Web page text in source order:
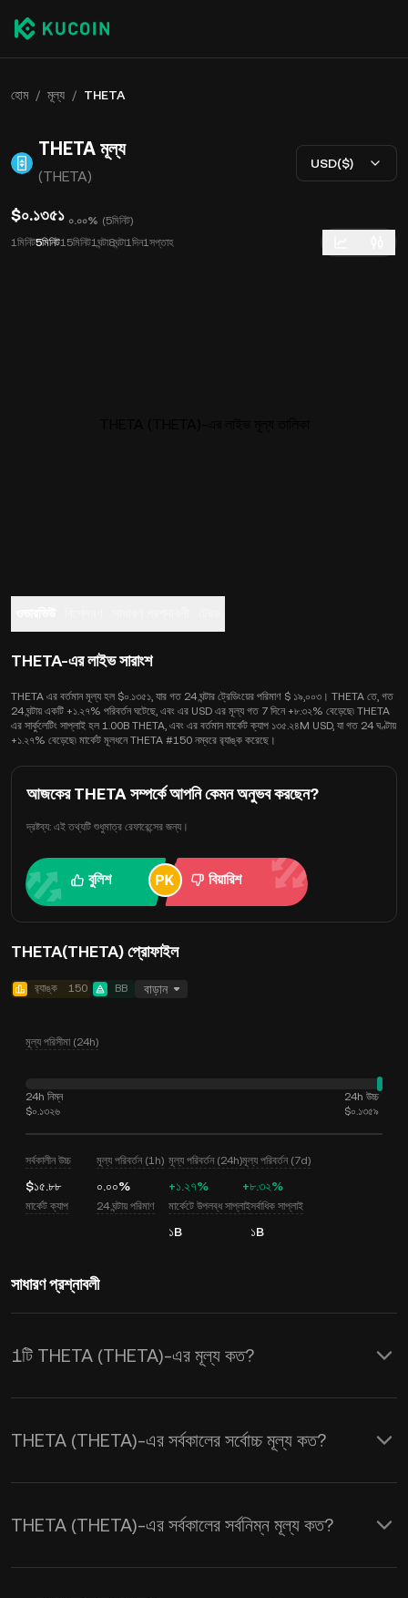
হোম / মূল্য / THETA
THETA মূল্য
(THETA)
USD($)
$০.১৩৫১ ০.০০% (5মিনিট)
1মিনিট5মিনিট15মিনিট1ঘন্টা8ঘন্টা1দিন1সপ্তাহ
THETA-এর লাইভ সারাংশ
THETA এর বর্তমান মূল্য হল $০.১৩৫১, যার গত 24 ঘন্টার ট্রেডিংয়ের পরিমাণ $ ১৯,০০৩। THETA তে, গত
24 ঘন্টায় একটি +১.২৭% পরিবর্তন ঘটেছে, এবং এর USD এর মূল্য গত 7 দিনে +৮.৩২% বেড়েছে৷ THETA
এর সার্কুলেটিং সাপ্লাই হল 1.00B THETA, এবং এর বর্তমান মার্কেট ক্যাপ ১৩৫.২৪M USD, যা গত 24 ঘণ্টায়
+১.২৭% বেড়েছে৷ মার্কেট মূলধনে THETA #150 নম্বরে র‍্যাঙ্ক করেছে।
আজকের THETA সম্পর্কে আপনি কেমন অনুভব করছেন?
দ্রষ্টব্য: এই তথ্যটি শুধুমাত্র রেফারেন্সের জন্য।
বুলিশ বিয়ারিশ
THETA(THETA) প্রোফাইল
র‍্যাঙ্ক 150 BB বাড়ান
মূল্য পরিসীমা (24h)
24h নিম্ন
$০.১৩২৬
24h উচ্চ
$০.১৩৫৯
সর্বকালীন উচ্চ
$১৫.৮৮
মূল্য পরিবর্তন (1h)
০.০০%
মূল্য পরিবর্তন (24h)
+১.২৭%
মূল্য পরিবর্তন (7d)
+৮.৩২%
মার্কেট ক্যাপ 24 ঘন্টায় পরিমাণ মার্কেটে উপলব্ধ সাপ্লাই
১B
সর্বাধিক সাপ্লাই
১B
সাধারণ প্রশ্নাবলী
1টি THETA (THETA)-এর মূল্য কত?
KuCoin, THETA (THETA)-এর জন্য রিয়েল-
টাইম USD মূল্য আপডেট প্রদান করে। THETA-এর
USDএক্সচেঞ্জ হারগুলি পেতে KuCoin ক্যালকুলেটর
THETA (THETA)-এর সর্বকালের সর্বোচ্চ মূল্য কত?
THETA (THETA)-এর সর্বকালের সর্বনিম্ন মূল্য কত?